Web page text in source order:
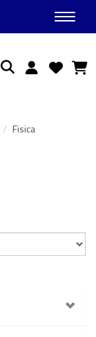
Ricerca
Fisica